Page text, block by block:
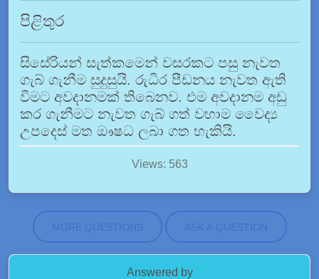
පිළිතුර
සිසේරියන් සැත්කමෙන් වසරකට පසු නැවත
ගැබ් ගැනීම සුදුසුයි. රුධිර පීඩනය නැවත ඇති
වීමට අවදානමක් තිබෙනව. එම අවදානම අඩු
කර ගැනීමට නැවත ගැබ් ගත් වහාම වෛද්‍ය
උපදෙස් මත ඖෂධ ලබා ගත හැකියි.
Views: 563
MORE QUESTIONS ASK A QUESTION
Answered by